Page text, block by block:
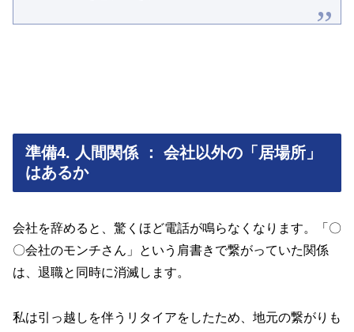
準備4. 人間関係 ： 会社以外の「居場所」
はあるか
会社を辞めると、驚くほど電話が鳴らなくなります。「〇
〇会社のモンチさん」という肩書きで繋がっていた関係
は、退職と同時に消滅します。
私は引っ越しを伴うリタイアをしたため、地元の繋がりも